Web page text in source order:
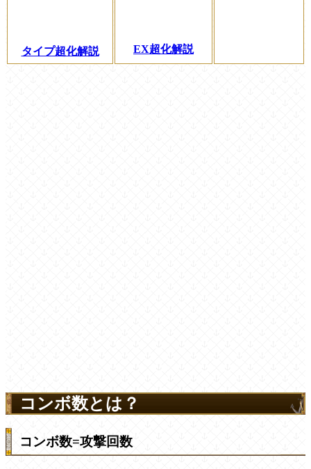
タイプ超化解説 EX超化解説
コンボ数とは？
コンボ数=攻撃回数